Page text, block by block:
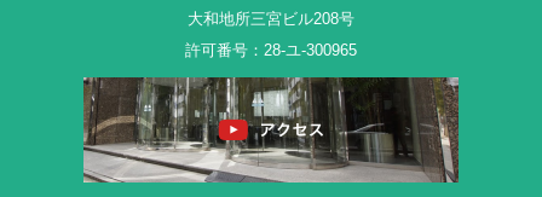
大和地所三宮ビル208号
許可番号：28-ユ-300965